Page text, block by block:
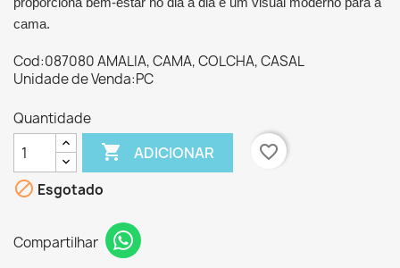
cama.
Cod:087080 AMALIA, CAMA, COLCHA, CASAL
Unidade de Venda:PC
Quantidade
 ADICIONAR
favorite_border
 Esgotado
Compartilhar